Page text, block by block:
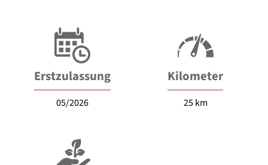
Erstzulassung
05/2026
Kilometer
25 km